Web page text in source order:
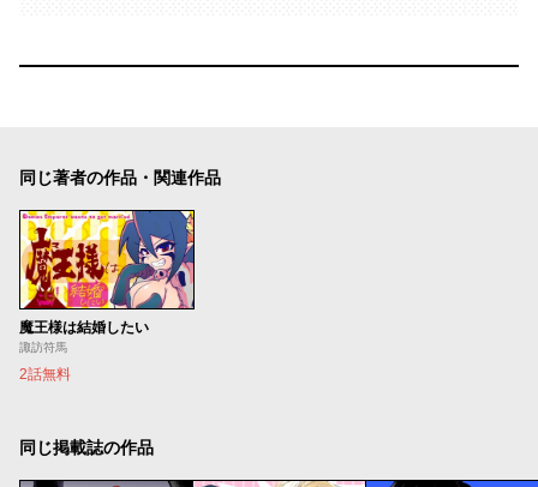
同じ著者の作品・関連作品
魔王様は結婚したい
諏訪符馬
2話無料
同じ掲載誌の作品